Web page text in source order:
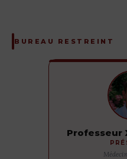
BUREAU RESTREINT
Professeur